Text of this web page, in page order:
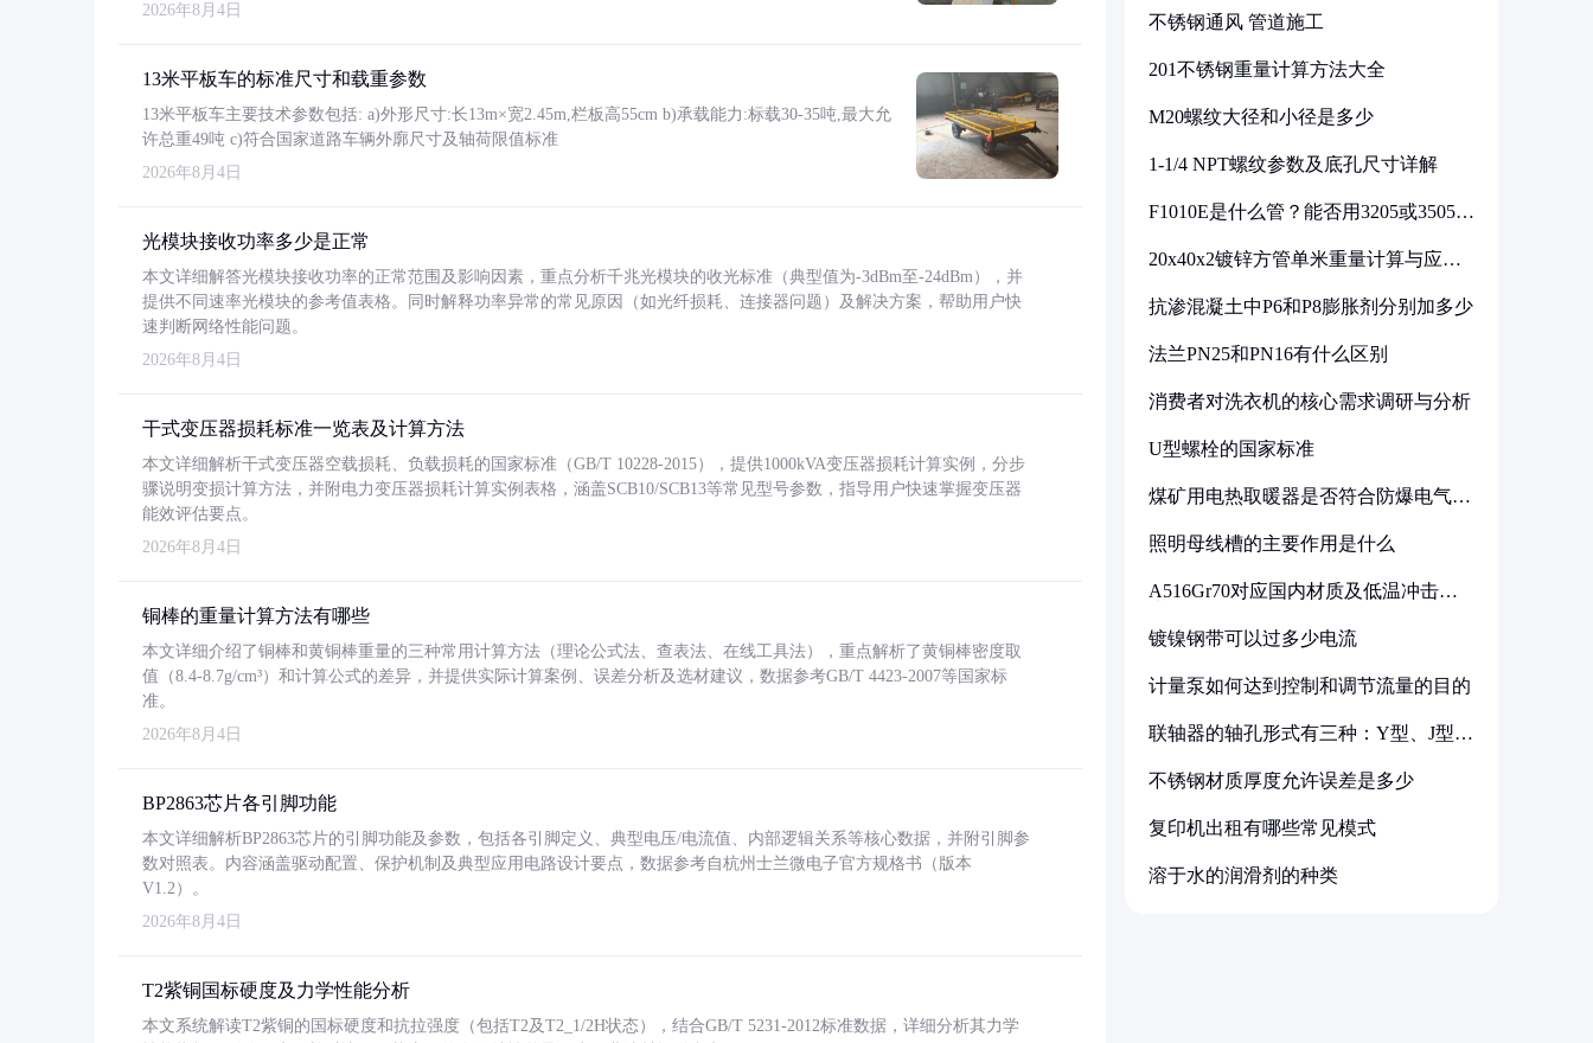
2026年8月4日
13米平板车的标准尺寸和载重参数
13米平板车主要技术参数包括: a)外形尺寸:长13m×宽2.45m,栏板高55cm b)承载能力:标载30-35吨,最大允
许总重49吨 c)符合国家道路车辆外廓尺寸及轴荷限值标准
2026年8月4日
光模块接收功率多少是正常
本文详细解答光模块接收功率的正常范围及影响因素，重点分析千兆光模块的收光标准（典型值为-3dBm至-24dBm），并
提供不同速率光模块的参考值表格。同时解释功率异常的常见原因（如光纤损耗、连接器问题）及解决方案，帮助用户快
速判断网络性能问题。
2026年8月4日
干式变压器损耗标准一览表及计算方法
本文详细解析干式变压器空载损耗、负载损耗的国家标准（GB/T 10228-2015），提供1000kVA变压器损耗计算实例，分步
骤说明变损计算方法，并附电力变压器损耗计算实例表格，涵盖SCB10/SCB13等常见型号参数，指导用户快速掌握变压器
能效评估要点。
2026年8月4日
铜棒的重量计算方法有哪些
本文详细介绍了铜棒和黄铜棒重量的三种常用计算方法（理论公式法、查表法、在线工具法），重点解析了黄铜棒密度取
值（8.4-8.7g/cm³）和计算公式的差异，并提供实际计算案例、误差分析及选材建议，数据参考GB/T 4423-2007等国家标
准。
2026年8月4日
BP2863芯片各引脚功能
本文详细解析BP2863芯片的引脚功能及参数，包括各引脚定义、典型电压/电流值、内部逻辑关系等核心数据，并附引脚参
数对照表。内容涵盖驱动配置、保护机制及典型应用电路设计要点，数据参考自杭州士兰微电子官方规格书（版本
V1.2）。
2026年8月4日
T2紫铜国标硬度及力学性能分析
本文系统解读T2紫铜的国标硬度和抗拉强度（包括T2及T2_1/2H状态），结合GB/T 5231-2012标准数据，详细分析其力学
不锈钢通风 管道施工
201不锈钢重量计算方法大全
M20螺纹大径和小径是多少
1-1/4 NPT螺纹参数及底孔尺寸详解
F1010E是什么管？能否用3205或3505代
20x40x2镀锌方管单米重量计算与应用
抗渗混凝土中P6和P8膨胀剂分别加多少
法兰PN25和PN16有什么区别
消费者对洗衣机的核心需求调研与分析
U型螺栓的国家标准
煤矿用电热取暖器是否符合防爆电气设
照明母线槽的主要作用是什么
A516Gr70对应国内材质及低温冲击要
镀镍钢带可以过多少电流
计量泵如何达到控制和调节流量的目的
联轴器的轴孔形式有三种：Y型、J型、
不锈钢材质厚度允许误差是多少
复印机出租有哪些常见模式
溶于水的润滑剂的种类